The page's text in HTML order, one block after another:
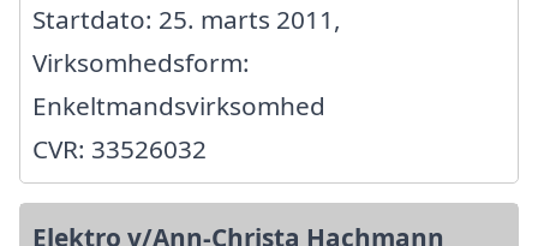
Startdato: 25. marts 2011,
Virksomhedsform:
Enkeltmandsvirksomhed
CVR: 33526032
Elektro v/Ann-Christa Hachmann